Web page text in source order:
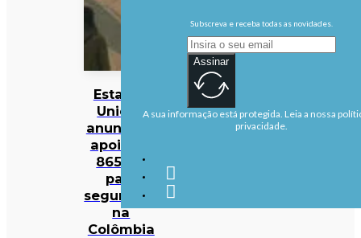
Estados
Unidos
anunciam
apoio de
865 ME
para
segurança
na
Colômbia
Subscreva e receba todas as novidades.
Assinar
A sua informação está protegida. Leia a nossa
privacidade.